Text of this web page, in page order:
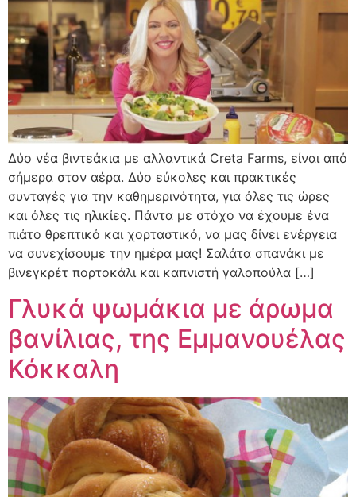
Δύο νέα βιντεάκια με αλλαντικά Creta Farms, είναι από
σήμερα στον αέρα. Δύο εύκολες και πρακτικές
συνταγές για την καθημερινότητα, για όλες τις ώρες
και όλες τις ηλικίες. Πάντα με στόχο να έχουμε ένα
πιάτο θρεπτικό και χορταστικό, να μας δίνει ενέργεια
να συνεχίσουμε την ημέρα μας! Σαλάτα σπανάκι με
βινεγκρέτ πορτοκάλι και καπνιστή γαλοπούλα […]
Γλυκά ψωμάκια με άρωμα
βανίλιας, της Εμμανουέλας
Κόκκαλη